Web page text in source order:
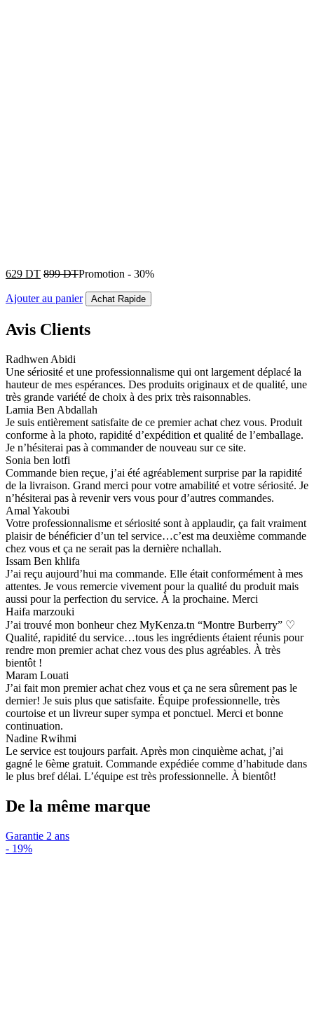
629 DT 899DTPromotion - 30%
Ajouter au panier Achat Rapide
Avis Clients
Radhwen Abidi
Une sériosité et une professionnalisme qui ont largement déplacé la
hauteur de mes espérances. Des produits originaux et de qualité, une
très grande variété de choix à des prix très raisonnables.
Lamia Ben Abdallah
Je suis entièrement satisfaite de ce premier achat chez vous. Produit
conforme à la photo, rapidité d’expédition et qualité de l’emballage.
Je n’hésiterai pas à commander de nouveau sur ce site.
Sonia ben lotfi
Commande bien reçue, j’ai été agréablement surprise par la rapidité
de la livraison. Grand merci pour votre amabilité et votre sériosité. Je
n’hésiterai pas à revenir vers vous pour d’autres commandes.
Amal Yakoubi
Votre professionnalisme et sériosité sont à applaudir, ça fait vraiment
plaisir de bénéficier d’un tel service…c’est ma deuxième commande
chez vous et ça ne serait pas la dernière nchallah.
Issam Ben khlifa
J’ai reçu aujourd’hui ma commande. Elle était conformément à mes
attentes. Je vous remercie vivement pour la qualité du produit mais
aussi pour la perfection du service. À la prochaine. Merci
Haifa marzouki
J’ai trouvé mon bonheur chez MyKenza.tn “Montre Burberry” ♡
Qualité, rapidité du service…tous les ingrédients étaient réunis pour
rendre mon premier achat chez vous des plus agréables. À très
bientôt !
Maram Louati
J’ai fait mon premier achat chez vous et ça ne sera sûrement pas le
dernier! Je suis plus que satisfaite. Équipe professionnelle, très
courtoise et un livreur super sympa et ponctuel. Merci et bonne
continuation.
Nadine Rwihmi
Le service est toujours parfait. Après mon cinquième achat, j’ai
gagné le 6ème gratuit. Commande expédiée comme d’habitude dans
le plus bref délai. L’équipe est très professionnelle. À bientôt!
De la même marque
Garantie 2 ans
- 19%